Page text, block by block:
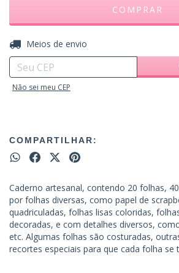
Entregas para o CEP:
Meios de envio
Não sei meu CEP
COMPARTILHAR:
Caderno artesanal, contendo 20 folhas,
por folhas diversas, como papel de
quadriculadas, folhas lisas coloridas,
decoradas, e com detalhes diversos,
etc. Algumas folhas são costuradas,
recortes especiais para que cada folha se